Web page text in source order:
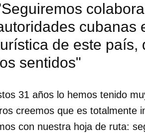
cubanas
de este país,
los sentidos"
31 años lo hemos tenido
creemos que es totalmente
con nuestra hoja de ruta: